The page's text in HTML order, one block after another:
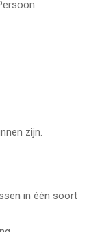
zijn.
in één soort